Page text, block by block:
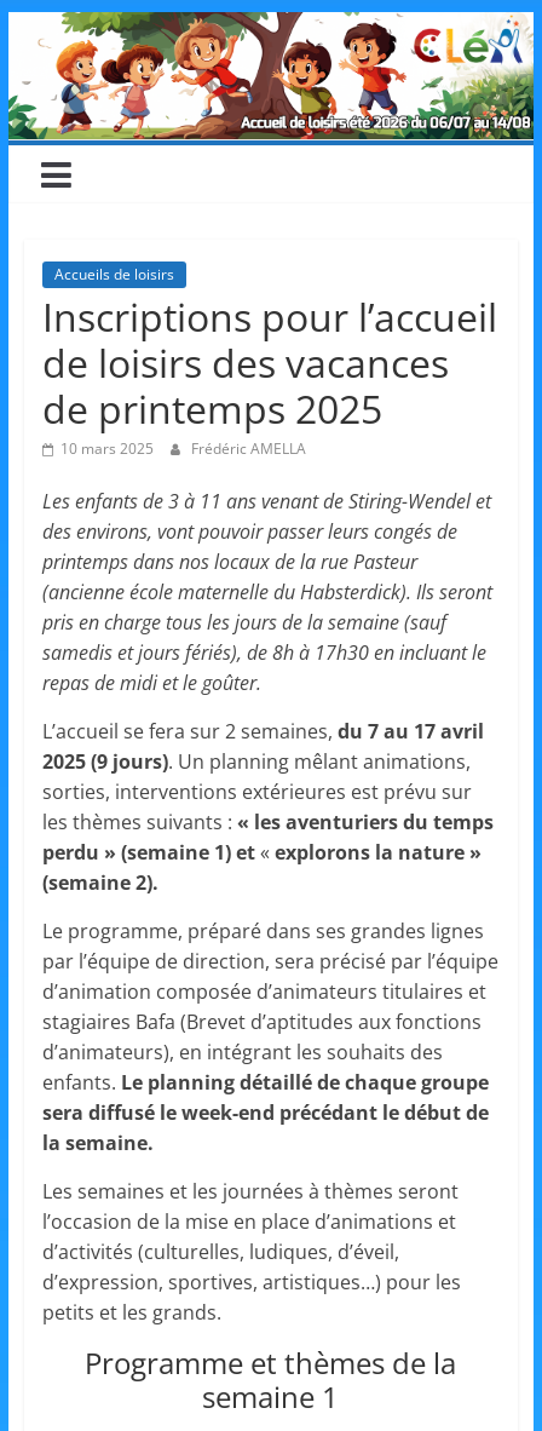
content
CLéA
–
les
Loisirs,
l'éducation
et
l'Animation
Stiring-
Wendel
o
s
r
s
d
u
c
i
o
Accueils de loisirs
Inscriptions pour l’accueil
de loisirs des vacances
de printemps 2025
10 mars 2025 Frédéric AMELLA
Les enfants de 3 à 11 ans venant de Stiring-Wendel et
des environs, vont pouvoir passer leurs congés de
printemps dans nos locaux de la rue Pasteur
(ancienne école maternelle du Habsterdick). Ils seront
pris en charge tous les jours de la semaine (sauf
samedis et jours fériés), de 8h à 17h30 en incluant le
repas de midi et le goûter.
L’accueil se fera sur 2 semaines, du 7 au 17 avril
2025 (9 jours). Un planning mêlant animations,
sorties, interventions extérieures est prévu sur
les thèmes suivants : « les aventuriers du temps
perdu » (semaine 1) et« explorons la nature »
(semaine 2).
Le programme, préparé dans ses grandes lignes
par l’équipe de direction, sera précisé par l’équipe
d’animation composée d’animateurs titulaires et
stagiaires Bafa (Brevet d’aptitudes aux fonctions
d’animateurs), en intégrant les souhaits des
enfants. Le planning détaillé de chaque groupe
sera diffusé le week-end précédant le début de
la semaine.
Les semaines et les journées à thèmes seront
l’occasion de la mise en place d’animations et
d’activités (culturelles, ludiques, d’éveil,
d’expression, sportives, artistiques…) pour les
petits et les grands.
Programme et thèmes de la
semaine 1